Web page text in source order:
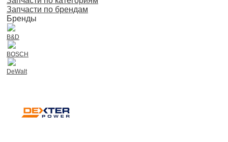
Запчасти по брендам
Бренды
B&D
BOSCH
DeWalt